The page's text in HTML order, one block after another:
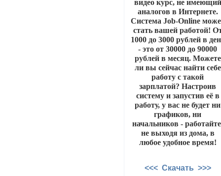
видео курс, не имеющий
аналогов в Интернете.
Система Job-Online
стать вашей работой!
1000 до 3000 рублей в
- это от 30000 до 90000
рублей в месяц. Можете
ли вы сейчас найти себе
работу с такой
зарплатой? Настроив
систему и запустив её в
работу, у вас не будет ни
графиков, ни
начальников -
не выходя из дома, в
любое удобное время!
<<< Скачать >>>